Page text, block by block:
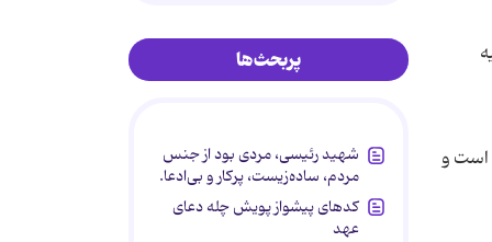
است و
پربحث‌ها
شهید رئیسی، مردی بود از جنس
مردم، ساده‌زیست، پرکار و بی‌ادعا.
کدهای پیشواز پویش چله دعای
عهد